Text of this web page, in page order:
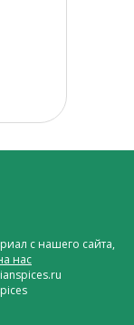
с нашего сайта,
нас